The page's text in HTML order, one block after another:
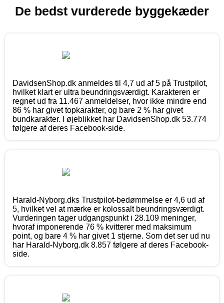
De bedst vurderede byggekæder
DavidsenShop.dk anmeldes til 4,7 ud af 5 på Trustpilot,
hvilket klart er ultra beundringsværdigt. Karakteren er
regnet ud fra 11.467 anmeldelser, hvor ikke mindre end
86 % har givet topkarakter, og bare 2 % har givet
bundkarakter. I øjeblikket har DavidsenShop.dk 53.774
følgere af deres Facebook-side.
Harald-Nyborg.dks Trustpilot-bedømmelse er 4,6 ud af
5, hvilket vel at mærke er kolossalt beundringsværdigt.
Vurderingen tager udgangspunkt i 28.109 meninger,
hvoraf imponerende 76 % kvitterer med maksimum
point, og bare 4 % har givet 1 stjerne. Som det ser ud nu
har Harald-Nyborg.dk 8.857 følgere af deres Facebook-
side.